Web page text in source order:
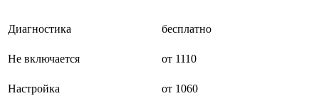
блоков управления
бормашин
Диагностика бесплатно
Не включается от 1110
Настройка
от 1060